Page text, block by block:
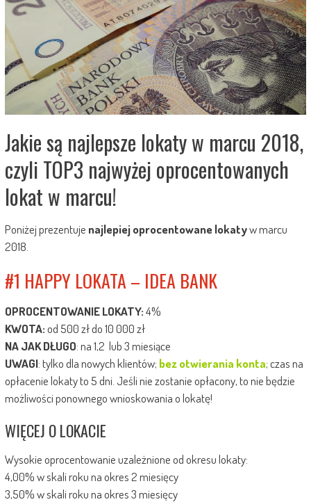
Jakie są najlepsze lokaty w marcu 2018,
czyli TOP3 najwyżej oprocentowanych
lokat w marcu!
Poniżej prezentuje najlepiej oprocentowane lokatyw marcu
2018.
#1 HAPPY LOKATA – IDEA BANK
OPROCENTOWANIE LOKATY:4%
KWOTA:od 500 zł do 10 000 zł
NA JAK DŁUGO: na 1,2 lub 3 miesiące
UWAGI: tylko dla nowych klientów; bez otwierania konta; czas na
opłacenie lokaty to 5 dni. Jeśli nie zostanie opłacony, to nie będzie
możliwości ponownego wnioskowania o lokatę!
WIĘCEJ O LOKACIE
Wysokie oprocentowanie uzależnione od okresu lokaty:
4,00% w skali roku na okres 2 miesięcy
3,50% w skali roku na okres 3 miesięcy